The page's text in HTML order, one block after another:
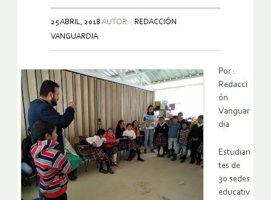
25 ABRIL, 2018 AUTOR:
REDACCIÓN
VANGUARDIA
Por :
Redacci
ón
Vanguar
dia
Estudian
tes de
30 sedes
educativ